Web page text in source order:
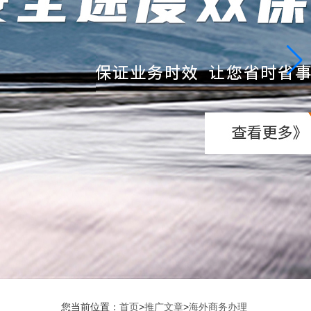
您当前位置： 首页>推广文章>海外商务办理